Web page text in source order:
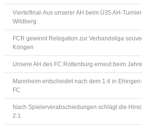
Viertelfinal-Aus unserer AH beim Ü35 AH-
Wildberg
FCR gewinnt Relegation zur Verbandsliga
Köngen
Unsere AH des FC Rottenburg erneut beim
Mannheim entscheidet nach dem 1:4 in
FC
Nach Spielerverabschiedungen schlägt die
2:1